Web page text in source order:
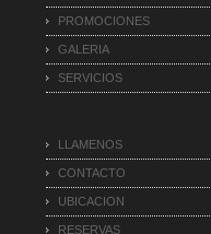
PROMOCIONES
GALERIA
SERVICIOS
LLAMENOS
CONTACTO
UBICACION
RESERVAS